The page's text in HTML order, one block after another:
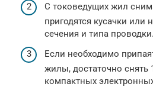
С токоведущих жил
пригодятся кусачки или
сечения и типа проводки.
Если необходимо
жилы, достаточно снять
компактных